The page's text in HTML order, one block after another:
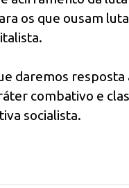
os que ousam
daremos resposta
combativo e
socialista.